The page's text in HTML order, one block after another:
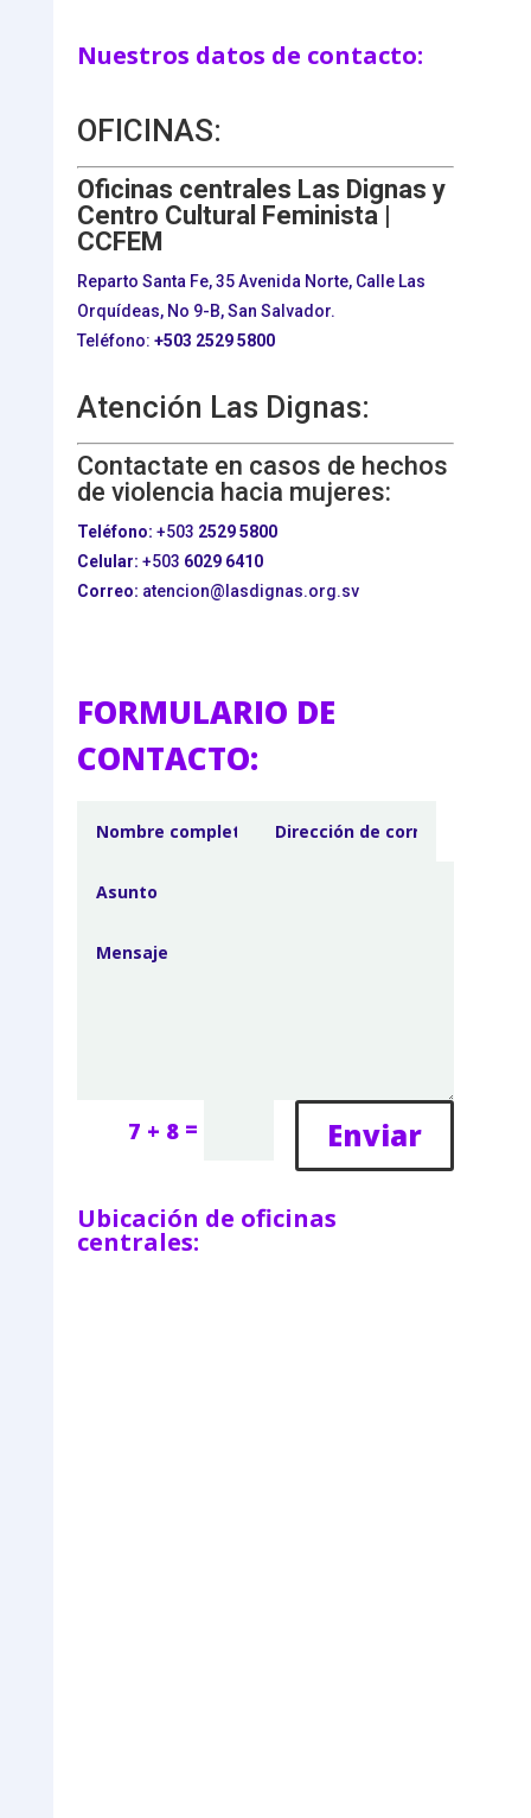
Nuestros datos de contacto:
OFICINAS:
Oficinas centrales Las Dignas y
Centro Cultural Feminista |
CCFEM
Reparto Santa Fe, 35 Avenida Norte, Calle Las
Orquídeas, No 9-B, San Salvador.
Teléfono: +503 2529 5800
Atención Las Dignas:
Contactate en casos de hechos
de violencia hacia mujeres:
Teléfono: +503 2529 5800
Celular: +503 6029 6410
Correo: atencion@lasdignas.org.sv
FORMULARIO DE
CONTACTO:
7 + 8 = Enviar
Ubicación de oficinas
centrales: